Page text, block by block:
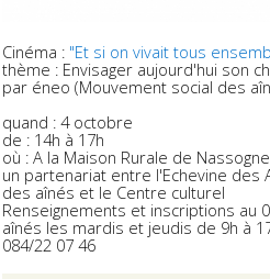
Cinéma : "Et si on vivait tous
thème : Envisager aujourd'hui son
par éneo (Mouvement social des
quand : 4 octobre
de : 14h à 17h
où : A la Maison Rurale de Nassogne
un partenariat entre l'Echevine des
des aînés et le Centre culturel
Renseignements et inscriptions au
aînés les mardis et jeudis de 9h à
084/22 07 46